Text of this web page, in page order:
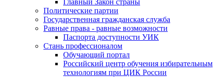
Главный Закон страны
Политические партии
Государственная гражданская служба
Равные права - равные возможности
Паспорта доступности УИК
Стань профессионалом
Обучающий портал
Российский центр обучения избирательным
технологиям при ЦИК России